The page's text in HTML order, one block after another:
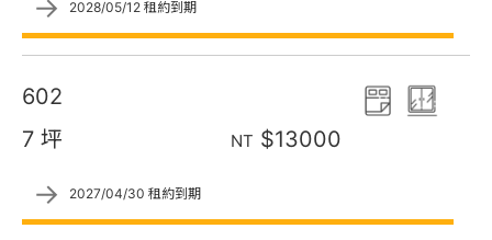
→ 2028/05/12 租約到期
602
7 坪
NT $13000
→ 2027/04/30 租約到期